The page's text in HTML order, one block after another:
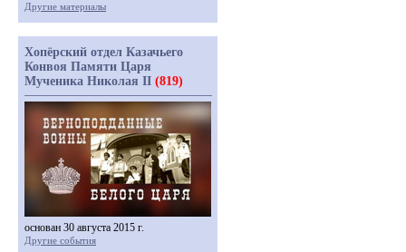
Другие материалы
Хопёрский отдел Казачьего
Конвоя Памяти Царя
Мученика Николая II (819)
основан 30 августа 2015 г.
Другие события